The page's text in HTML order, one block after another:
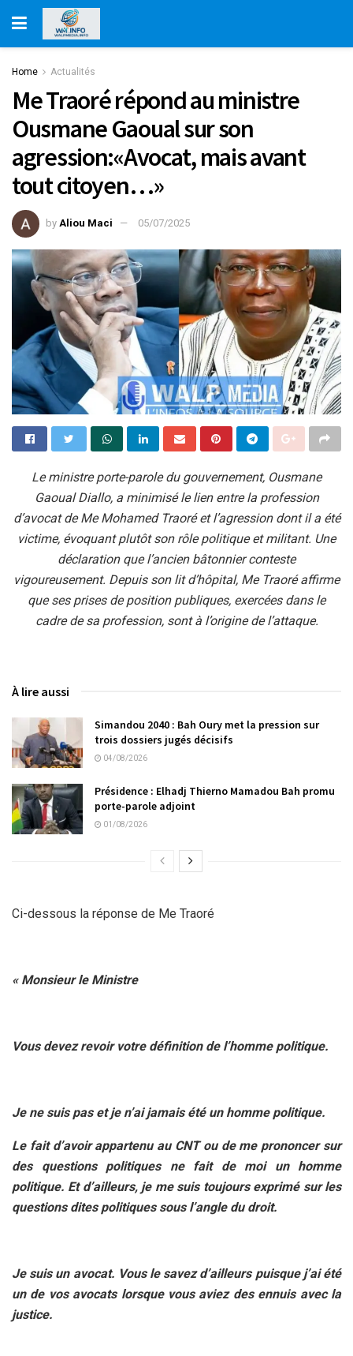
Home Actualités
Me Traoré répond au ministre
Ousmane Gaoual sur son
agression:«Avocat, mais avant
tout citoyen…»
by Aliou Maci 05/07/2025
Le ministre porte-parole du gouvernement, Ousmane
Gaoual Diallo, a minimisé le lien entre la profession
d’avocat de Me Mohamed Traoré et l’agression dont il a été
victime, évoquant plutôt son rôle politique et militant. Une
déclaration que l’ancien bâtonnier conteste
vigoureusement. Depuis son lit d’hôpital, Me Traoré affirme
que ses prises de position publiques, exercées dans le
cadre de sa profession, sont à l’origine de l’attaque.
À lire aussi
Simandou 2040 : Bah Oury met la pression sur
trois dossiers jugés décisifs
04/08/2026
Présidence : Elhadj Thierno Mamadou Bah promu
porte-parole adjoint
01/08/2026
Ci-dessous la réponse de Me Traoré
« Monsieur le Ministre
Vous devez revoir votre définition de l’homme politique.
Je ne suis pas et je n’ai jamais été un homme politique.
Le fait d’avoir appartenu au CNT ou de me prononcer sur
des questions politiques ne fait de moi un homme
politique. Et d’ailleurs, je me suis toujours exprimé sur les
questions dites politiques sous l’angle du droit.
Je suis un avocat. Vous le savez d’ailleurs puisque j’ai été
un de vos avocats lorsque vous aviez des ennuis avec la
justice.